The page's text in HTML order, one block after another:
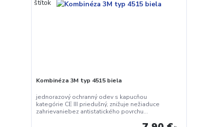
Kombinéza 3M typ 4515 biela
jednorazový ochranný odev s kapucňou
kategórie CE III priedušný, znižuje nežiaduce
zahrievaniebez antistatického povrchu...
Nastavenia
Súhlas môžete odmietnuťtu